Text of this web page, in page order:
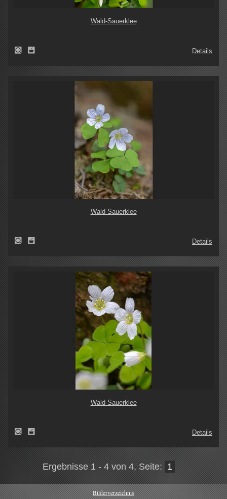
Wald-Sauerklee
Details
Wald-Sauerklee
Details
Wald-Sauerklee
Details
Ergebnisse 1 - 4 von 4, Seite: 1
Bilderverzeichnis